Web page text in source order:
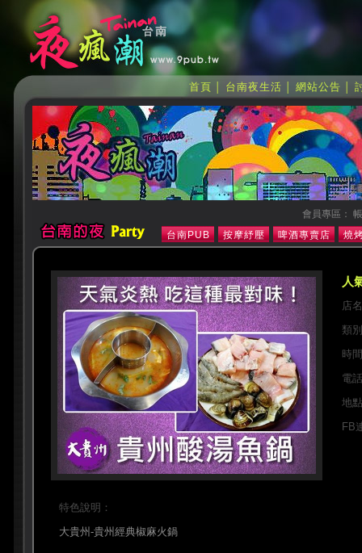
首頁 台南夜生活 網站公告
會員專區：
台南PUB
按摩紓壓 啤酒專賣店 燒
人
店
類
時
電
地
FB
特色說明：
大貴州-貴州經典椒麻火鍋